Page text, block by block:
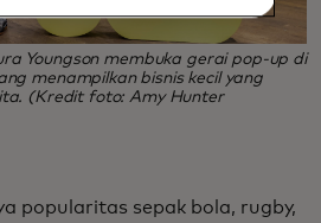
Youngson membuka gerai pop-up di
menampilkan bisnis kecil yang
(Kredit foto: Amy Hunter
popularitas sepak bola, rugby,